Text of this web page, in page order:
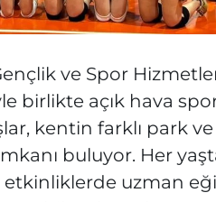
ve Spor
birlikte açık hava
kentin farklı park ve
buluyor. Her
etkinliklerde uzman